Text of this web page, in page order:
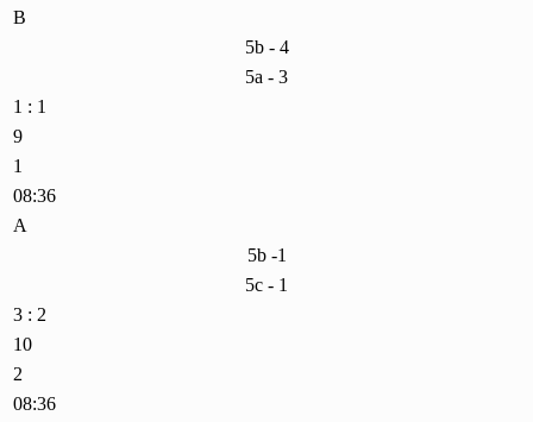
B
5b - 4
5a - 3
1 : 1
9
1
08:36
A
5b -1
5c - 1
3 : 2
10
2
08:36